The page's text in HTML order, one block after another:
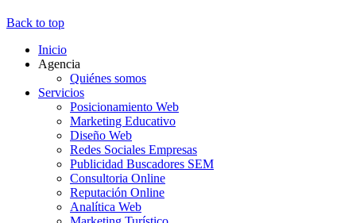
Back to top
Inicio
Agencia
Quiénes somos
Servicios
Posicionamiento Web
Marketing Educativo
Diseño Web
Redes Sociales Empresas
Publicidad Buscadores SEM
Consultoria Online
Reputación Online
Analítica Web